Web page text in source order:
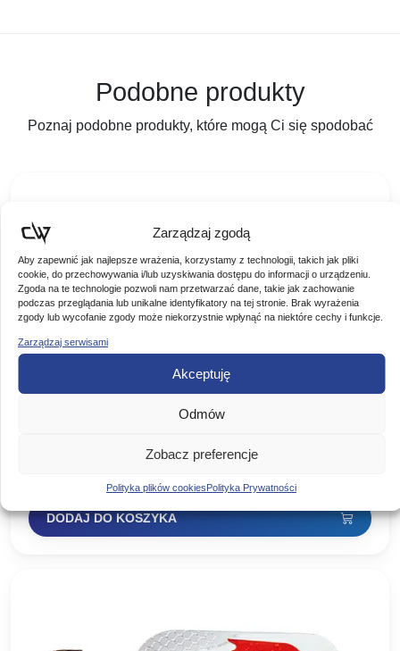
Zarządzaj zgodą
Aby zapewnić jak najlepsze wrażenia, korzystamy z technologii, takich jak pliki
cookie, do przechowywania i/lub uzyskiwania dostępu do informacji o urządzeniu.
Zgoda na te technologie pozwoli nam przetwarzać dane, takie jak zachowanie
podczas przeglądania lub unikalne identyfikatory na tej stronie. Brak wyrażenia
zgody lub wycofanie zgody może niekorzystnie wpłynąć na niektóre cechy i funkcje.
Zarządzaj serwisami
Akceptuję
Odmów
Zobacz preferencje
Polityka plików cookiesPolityka Prywatności
Podobne produkty
Poznaj podobne produkty, które mogą Ci się spodobać
JAXON BŁYSTKA WAHADŁOWA HS FLEX
GNOM BLASK LIGHT NR3
LIGHT Błystki z wabikiem z czerwonej folii. W ofercie błystki
o standardowej wadze oraz lżejsza wersja wykonana…
DODAJ DO KOSZYKA